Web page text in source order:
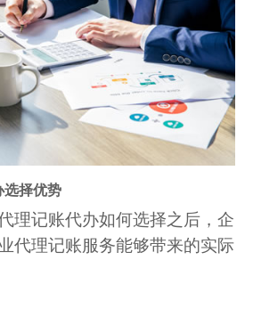
选择优势
理记账代办如何选择之后，企
代理记账服务能够带来的实际